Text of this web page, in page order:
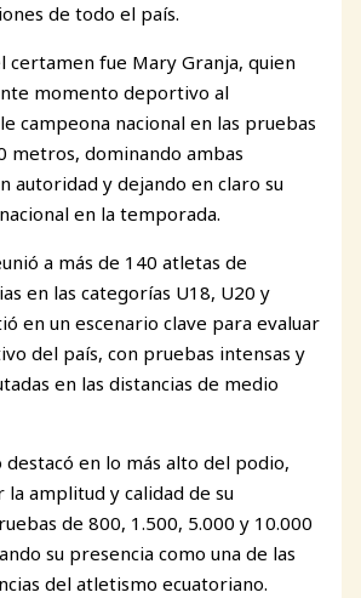
de todo el país.
certamen fue Mary Granja, quien
momento deportivo al
campeona nacional en las pruebas
metros, dominando ambas
autoridad y dejando en claro su
en la temporada.
a más de 140 atletas de
en las categorías U18, U20 y
en un escenario clave para evaluar
del país, con pruebas intensas y
en las distancias de medio
destacó en lo más alto del podio,
amplitud y calidad de su
de 800, 1.500, 5.000 y 10.000
su presencia como una de las
del atletismo ecuatoriano.